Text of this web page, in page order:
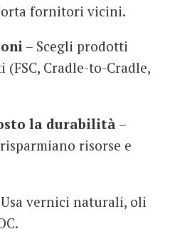
fornitori vicini.
– Scegli prodotti
Cradle-to-Cradle,
la durabilità –
risorse e
vernici naturali, oli